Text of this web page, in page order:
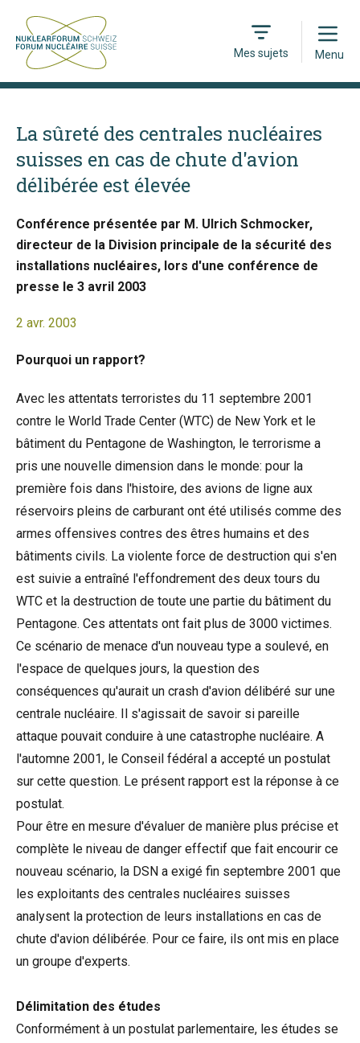
Mes sujets
Open
Menu
La sûreté des centrales nucléaires
suisses en cas de chute d'avion
délibérée est élevée
Conférence présentée par M. Ulrich Schmocker,
directeur de la Division principale de la sécurité des
installations nucléaires, lors d'une conférence de
presse le 3 avril 2003
2 avr. 2003
Pourquoi un rapport?
Avec les attentats terroristes du 11 septembre 2001
contre le World Trade Center (WTC) de New York et le
bâtiment du Pentagone de Washington, le terrorisme a
pris une nouvelle dimension dans le monde: pour la
première fois dans l'histoire, des avions de ligne aux
réservoirs pleins de carburant ont été utilisés comme des
armes offensives contres des êtres humains et des
bâtiments civils. La violente force de destruction qui s'en
est suivie a entraîné l'effondrement des deux tours du
WTC et la destruction de toute une partie du bâtiment du
Pentagone. Ces attentats ont fait plus de 3000 victimes.
Ce scénario de menace d'un nouveau type a soulevé, en
l'espace de quelques jours, la question des
conséquences qu'aurait un crash d'avion délibéré sur une
centrale nucléaire. Il s'agissait de savoir si pareille
attaque pouvait conduire à une catastrophe nucléaire. A
l'automne 2001, le Conseil fédéral a accepté un postulat
sur cette question. Le présent rapport est la réponse à ce
postulat.
Pour être en mesure d'évaluer de manière plus précise et
complète le niveau de danger effectif que fait encourir ce
nouveau scénario, la DSN a exigé fin septembre 2001 que
les exploitants des centrales nucléaires suisses
analysent la protection de leurs installations en cas de
chute d'avion délibérée. Pour ce faire, ils ont mis en place
un groupe d'experts.
Délimitation des études
Conformément à un postulat parlementaire, les études se